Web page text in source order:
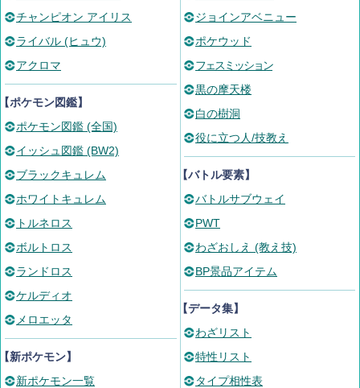
チャンピオン アイリス
ライバル (ヒュウ)
アクロマ
ポケモン図鑑】
ポケモン図鑑 (全国)
イッシュ図鑑 (BW2)
ブラックキュレム
ホワイトキュレム
トルネロス
ボルトロス
ランドロス
ケルディオ
メロエッタ
新ポケモン】
新ポケモン一覧
ジョインアベニュー
ポケウッド
フェスミッション
黒の摩天楼
白の樹洞
役に立つ人/技教え
【バトル要素】
バトルサブウェイ
PWT
わざおしえ (教え技)
BP景品アイテム
【データ集】
わざリスト
特性リスト
タイプ相性表